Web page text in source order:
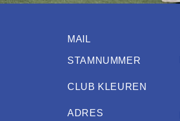
MAIL
STAMNUMMER
CLUB KLEUREN
ADRES